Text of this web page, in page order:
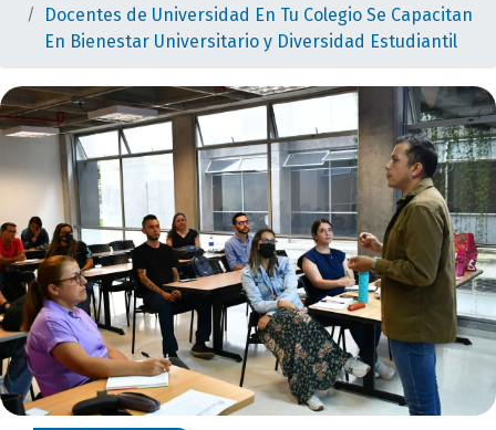
Docentes de Universidad En Tu Colegio Se Capacitan
En Bienestar Universitario y Diversidad Estudiantil